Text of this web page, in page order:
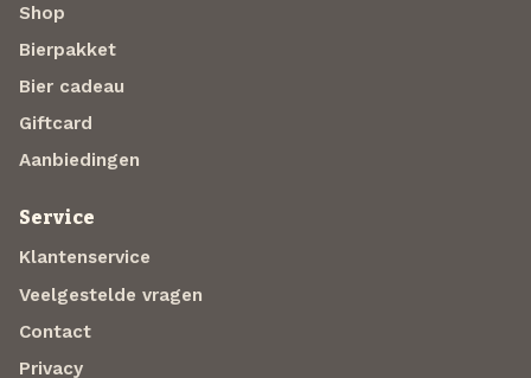
Shop
Bierpakket
Bier cadeau
Giftcard
Aanbiedingen
Service
Klantenservice
Veelgestelde vragen
Contact
Privacy